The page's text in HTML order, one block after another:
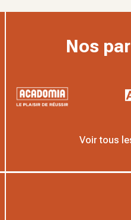
Nos
Voir tous